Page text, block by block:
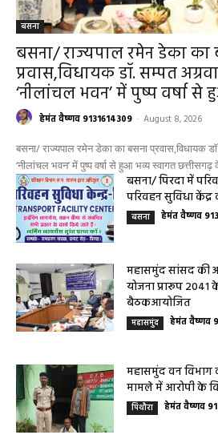
हेमंत वैष्णव 9131614309 - August 8, 2026
बसना/ राज्यपाल रमेन डेका का बसना प्रवास,विधायक
‘नीलांचल भवन’ में पुष्प वर्षा से हुआ भव्य स्वागत छत्तीसगढ़
बसना/ पिरदा में
परिवहन सुविधा केंद्र
बसना
महासमुंद सांसद की
योजना प्रारूप
बैठकआयोजित
महासमुंद हेमंत वैष्णव
महासमुंद वन विभाग
मामले में आरोपी के
पिथौरा हेमंत वैष्णव
जागरूकता कार्यशाला
तंबाकू के दुष्प्रभावों
Uncategorized
August 7, 2026